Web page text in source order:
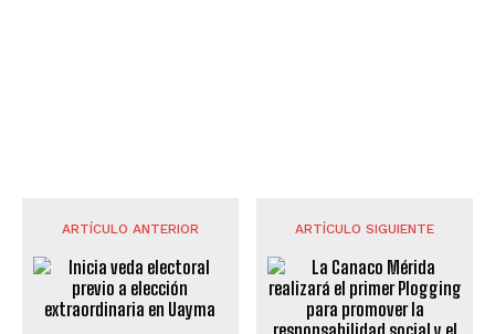
ARTÍCULO ANTERIOR ARTÍCULO SIGUIENTE